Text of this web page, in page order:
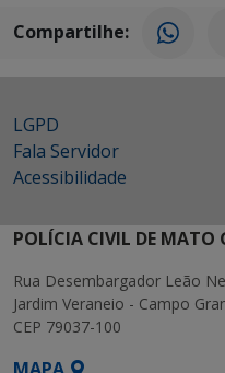
Compartilhe:
LGPD
Fala Servidor
Acessibilidade
POLÍCIA CIVIL DE MATO
Rua Desembargador Leão
Jardim Veraneio - Campo
CEP 79037-100